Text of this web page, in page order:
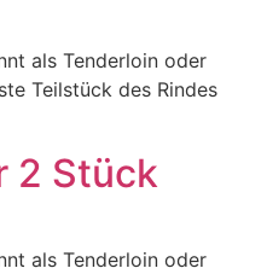
als Tenderloin oder
Teilstück des Rindes
2 Stück
als Tenderloin oder